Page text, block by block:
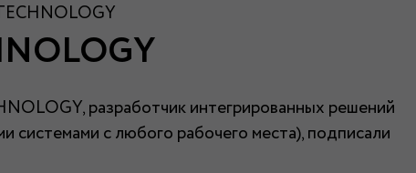
разработчик интегрированных решений
системами с любого рабочего места), подписали